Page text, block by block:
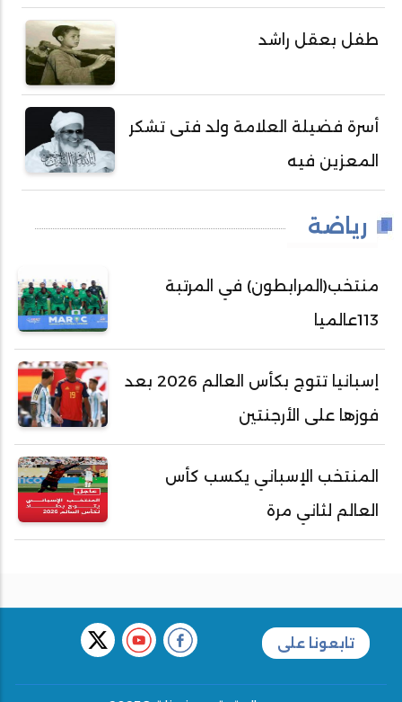
طفل بعقل راشد
أسرة فضيلة العلامة ولد فتى تشكر
المعزين فيه
رياضة
منتخب(المرابطون) في المرتبة
113عالميا
إسبانيا تتوج بكأس العالم 2026 بعد
فوزها على الأرجنتين
المنتخب الإسباني يكسب كأس
العالم لثاني مرة
تابعونا على